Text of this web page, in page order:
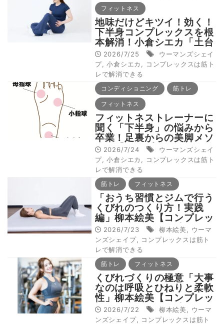
フィットネス
地味だけどキツイ！効く！
下半身コンプレックスを根
本解消！小倉シエカ「土台
から整える美脚メソッド6
選」【コンプレックスは筋
トレで解消できる：下半身
編】
2026/7/25
ウーマンズシェイ
プ,小倉シエカ
コンプレックスは筋ト
レで解消できる
コンディショニング 筋トレ
フィットネス
フィットネストレーナーに
聞く「下半身」の悩みから
卒業！足裏からの美脚メソ
ッド【コンプレックスは筋
トレで解消できる：下半身
編】
2026/7/24
ウーマンズシェイ
プ,小倉シエカ
コンプレックスは筋ト
レで解消できる
筋トレ フィットネス
「おうち習慣とジムで行う
くびれのつくり方！実践
編」柳本絵美【コンプレッ
クスは筋トレで解消でき
る：お腹編】
2026/7/23 柳本絵美
ウーマ
ンズシェイプ,
コンプレックスは筋ト
レで解消できる
筋トレ フィットネス
くびれづくりの極意「大事
なのは呼吸とひねりと柔軟
性」柳本絵美【コンプレッ
クスは筋トレで解消でき
る：お腹編】
2026/7/22 柳本絵美
ウーマ
ンズシェイプ,
コンプレックスは筋ト